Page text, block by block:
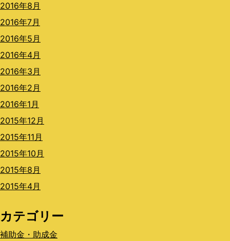
2016年8月
2016年7月
2016年5月
2016年4月
2016年3月
2016年2月
2016年1月
2015年12月
2015年11月
2015年10月
2015年8月
2015年4月
カテゴリー
補助金・助成金